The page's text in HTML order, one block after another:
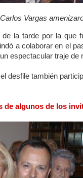
Vargas
la tarde por la que
a colaborar en el
espectacular traje de
desfile también
de algunos de los